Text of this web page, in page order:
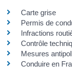
Carte grise
Permis de
Infractions
Contrôle
Mesures
Conduire en